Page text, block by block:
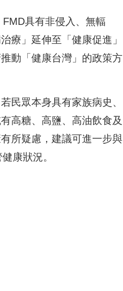
具有非侵入、無輻
療」延伸至「健康促進」
動「健康台灣」的政策方
民眾本身具有家族病史、
高糖、高鹽、高油飲食及
所疑慮，建議可進一步與
康狀況。